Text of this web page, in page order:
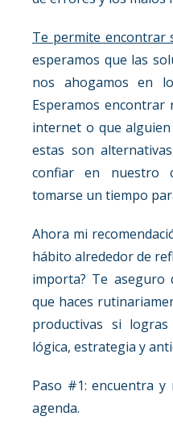
Te permite encontrar
esperamos que las
nos ahogamos en
Esperamos
internet o que
estas son
confiar en nuestro
tomarse un tiempo
Ahora mi
hábito alrededor de
importa? Te aseguro
que haces
productivas si
lógica, estrategia y
Paso #1: encuentra
agenda.